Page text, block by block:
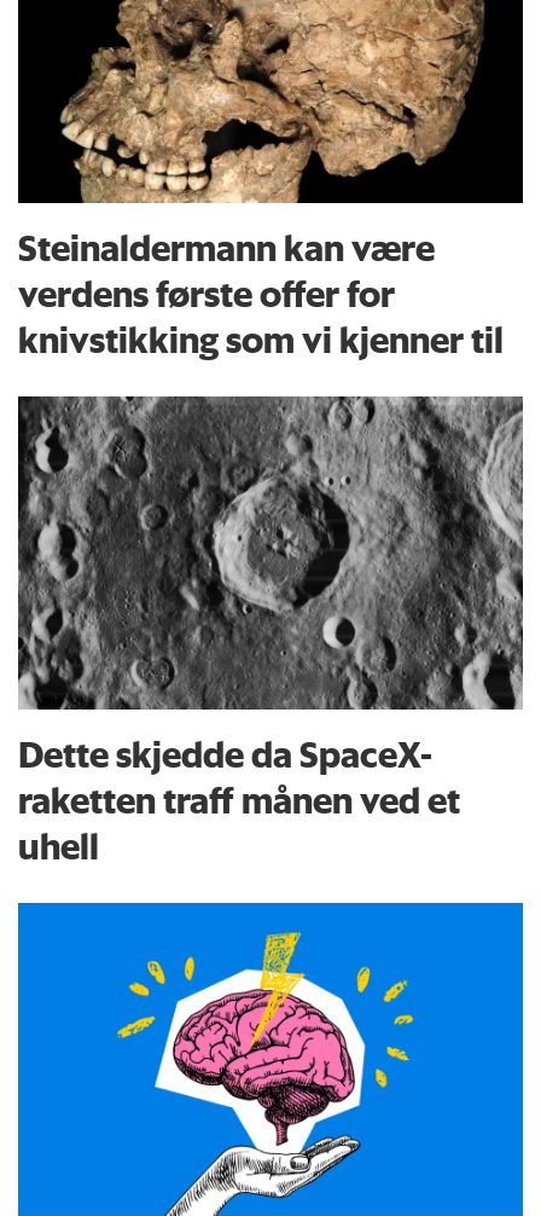
Steinaldermann kan være
verdens første offer for
knivstikking som vi kjenner til
Dette skjedde da SpaceX-
raketten traff månen ved et
uhell